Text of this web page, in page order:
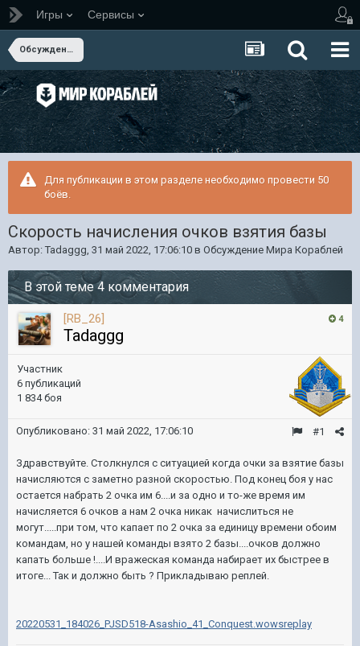
Игры Сервисы
Обсуждение Мира Кораблей
Для публикации в этом разделе необходимо провести 50
боёв.
Скорость начисления очков взятия базы
Автор: Tadaggg, 31 май 2022, 17:06:10 в Обсуждение Мира Кораблей
В этой теме 4 комментария
4
[RB_26]
Tadaggg
Участник
6 публикаций
1 834 боя
#1
Опубликовано: 31 май 2022, 17:06:10
Здравствуйте. Столкнулся с ситуацией когда очки за взятие базы
начисляются с заметно разной скоростью. Под конец боя у нас
остается набрать 2 очка им 6....и за одно и то-же время им
начисляется 6 очков а нам 2 очка никак начислиться не
могут.....при том, что капает по 2 очка за единицу времени обоим
командам, но у нашей команды взято 2 базы....очков должно
капать больше !....И вражеская команда набирает их быстрее в
итоге... Так и должно быть ? Прикладываю реплей.
20220531_184026_PJSD518-Asashio_41_Conquest.wowsreplay